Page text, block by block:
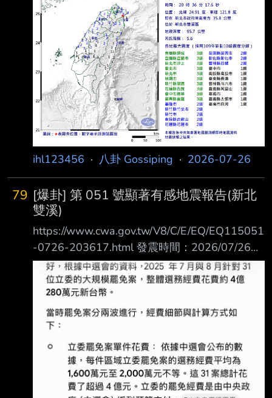
規模：5.6 本報告係中央氣象署地震觀測網即時
地震資料地震速報之結果。 災防告警訊息： 本
起地震預估達災防告警系統(PWS)發送門檻，告
警範圍：宜蘭縣、桃園市、基隆市、臺北 市、
新北市。 本訊息為系統自動發布，因時效需求
存在不準確性，僅提供應變參考。
https://i.imgur.com/Y
ihl123456 · 八卦 Gossiping · 2026-07-26
79 [爆卦] 第 051 號顯著有感地震報告(新北
雙溪)
https://www.cwa.gov.tw/V8/C/E/EQ/EQ115051
-0726-203617.html 發震時間：2026/07/26
20:36:17 位置：北緯 24.91度，東經 121.8度
即在新北市政府東南東方 35.8 公里 ，位於新北
市雙溪區 地震深度：95.7公里 芮氏規模：5.6
本報告係中央氣象署地震觀測網即時地震資料地
震速報之結果。 災防告警訊息： 本起地震預估
達災防告警系統(PWS)發送門檻，告警範圍：宜
蘭縣、桃園市、基隆市、臺 北市、新北市。 本
訊息為系統自動發布